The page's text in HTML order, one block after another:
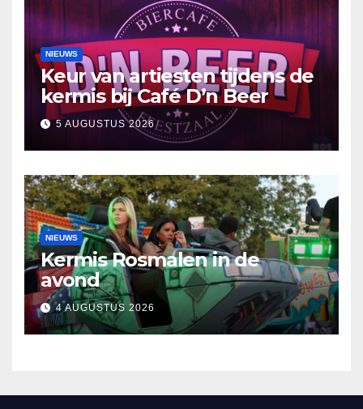
NIEUWS
Keur van artiesten tijdens de
kermis bij Café D’n Beer
5 AUGUSTUS 2026
NIEUWS
Kermis Rosmalen in de
avond
4 AUGUSTUS 2026